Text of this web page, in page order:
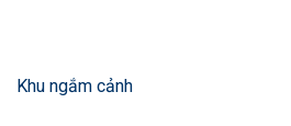
Khu ngắm cảnh